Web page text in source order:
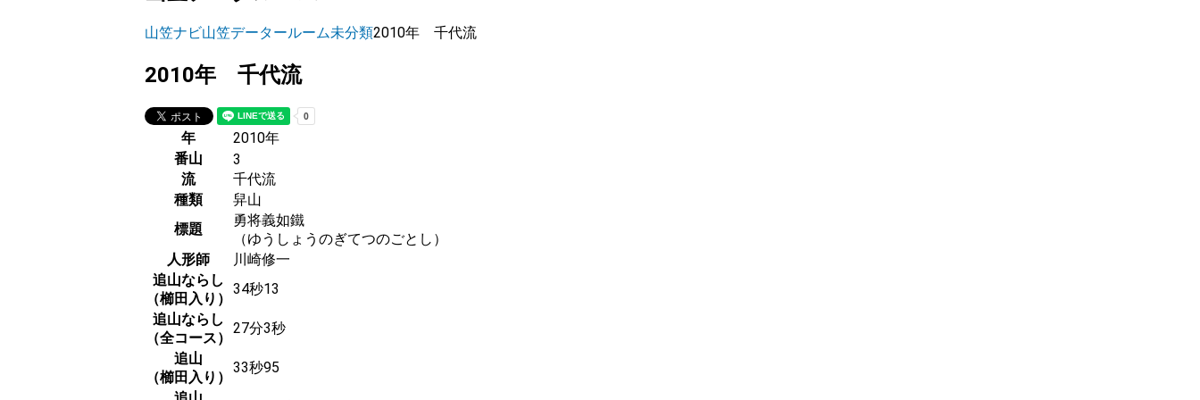
山笠ナビ山笠データールーム未分類2010年 千代流
2010年 千代流
年
2010年
番山
3
流
千代流
種類
舁山
標題
勇将義如鐵
（ゆうしょうのぎてつのごとし）
人形師
川崎修一
追山ならし
（櫛田入り）
34秒13
追山ならし
（全コース）
27分3秒
追山
（櫛田入り）
33秒95